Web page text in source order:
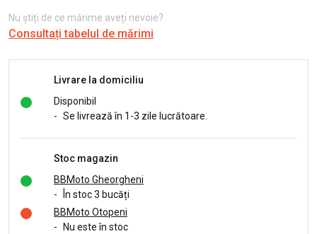
Nu știți de ce mărime aveți nevoie?
Consultați tabelul de mărimi
Livrare la domiciliu
Disponibil
- Se livrează în 1-3 zile lucrătoare.
Stoc magazin
BBMoto Gheorgheni
-
În stoc 3 bucăți
BBMoto Otopeni
-
Nu este în stoc